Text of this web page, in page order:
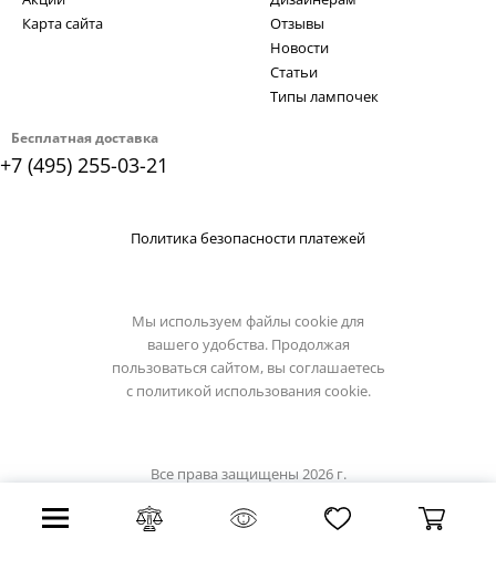
Бесплатная доставка
+7 (495) 255-03-21
Карта сайта
Отзывы
Новости
Статьи
Типы лампочек
Политика безопасности платежей
Мы используем файлы cookie для
вашего удобства. Продолжая
пользоваться сайтом, вы соглашаетесь
с политикой использования cookie.
Все права защищены 2026 г.